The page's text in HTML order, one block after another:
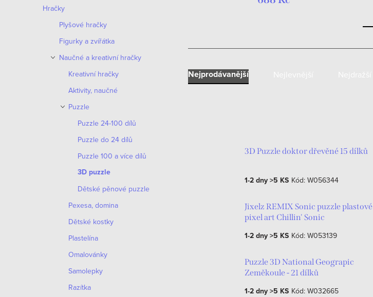
n
Hračky
Plyšové hračky
Figurky a zvířátka
Naučné a kreativní hračky
Kreativní hračky
Aktivity, naučné
Puzzle
Puzzle 24-100 dílů
Puzzle do 24 dílů
Puzzle 100 a více dílů
3D puzzle
Dětské pěnové puzzle
Pexesa, domina
Dětské kostky
Plastelína
Omalovánky
Samolepky
Razítka
Ř
Nejprodávanější
3D Puzzle doktor dřevěné 15 dílků
1-2 dny>5 KS Kód: W056344
Jixelz REMIX Sonic puzzle plastové
pixel art Chillin' Sonic
1-2 dny>5 KS Kód: W053139
Puzzle 3D National Geograpic
Zeměkoule - 21 dílků
1-2 dny>5 KS Kód: W032665